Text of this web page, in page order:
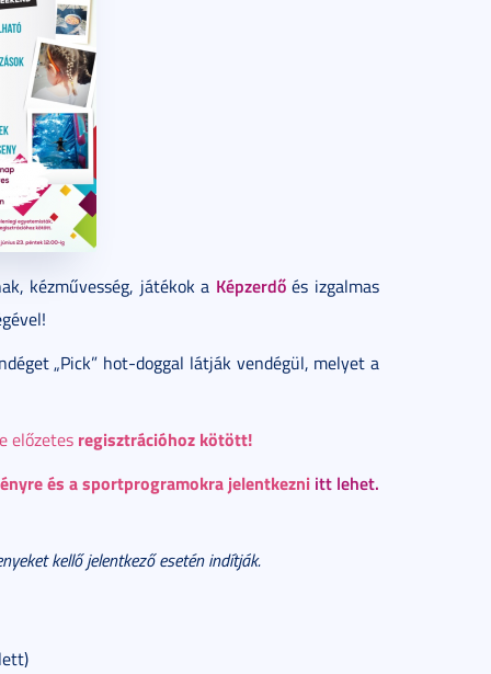
kézművesség, játékok a Képzerdőés izgalmas
„Pick” hot-doggal látják vendégül, melyet a
előzetes regisztrációhoz kötött!
és a sportprogramokra jelentkezni itt lehet.
kellő jelentkező esetén indítják.